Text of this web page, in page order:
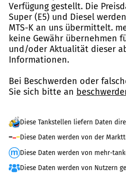
Verfügung gestellt. Die
Super (E5) und Diesel
MTS-K an uns übermittelt.
keine Gewähr übernehmen
und/oder Aktualität dieser
Informationen.
Bei Beschwerden oder
Sie sich bitte an
Diese Tankstellen liefern Daten
Diese Daten werden von der
Diese Daten werden von mehr-
Diese Daten werden von Nutzern